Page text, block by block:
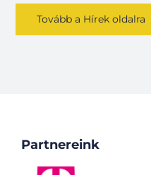
Tovább a Hírek oldalra
Partnereink